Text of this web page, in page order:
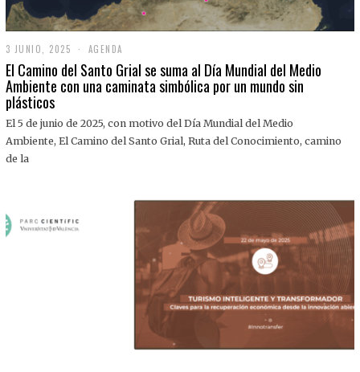
3 JUNIO, 2025
J
U
N
,
0
AGENDA
El Camino del Santo Grial se suma al Día Mundial del Medio
Ambiente con una caminata simbólica por un mundo sin
plásticos
El 5 de junio de 2025, con motivo del Día Mundial del Medio
Ambiente, El Camino del Santo Grial, Ruta del Conocimiento, camino
de la